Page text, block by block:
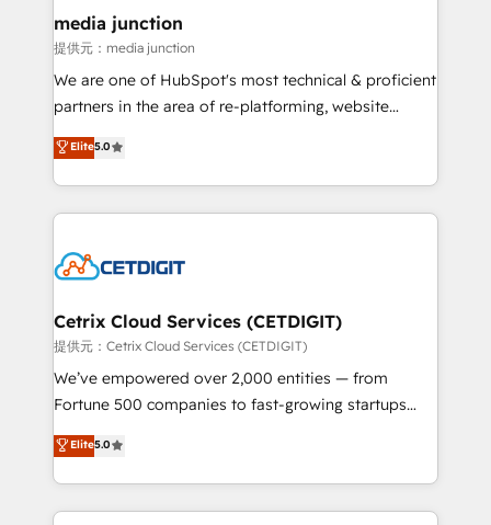
Mexico, USA, and Portugal—we've executed over a
hundred successful operations. Our approach,
rooted in RevOps principles, integrates analysis,
training, planning, and qualification. Leveraging
inbound marketing tactics, we focus on
understanding, nurturing, and converting leads.
competitive market.
media junction
提供元：media junction
We are one of HubSpot's most technical & proficient
partners in the area of re-platforming, website
design & development. We specialize in multi-hub
implementations for mid-market & enterprise
companies. We are woman-owned, powered by
coffee, and we ❤️ dogs. We produce award-winning
Impact Award 🏆2022 Technical Expertise Impact
Award 🏆2020 Elite Solutions Partner 🏆2019
Integrations HubSpot Impact Award 🏆2019
Marketing Enablement HubSpot Impact Award 🏆
2018 Website Design HubSpot Impact Award 🏆2017
Growth-Driven Design Agency of the Year 🏆2016
Sales Enablement HubSpot Impact Award 🏆2015
Elite5.0
Cetrix Cloud Services (CETDIGIT)
提供元：Cetrix Cloud Services (CETDIGIT)
We’ve empowered over 2,000 entities — from
Fortune 500 companies to fast-growing startups
and nonprofits — to streamline operations, scale
revenue, and unlock the full potential of HubSpot.
With deep technical and industry expertise, we fuse
automation, integration, and AI innovation to deliver
Elite5.0